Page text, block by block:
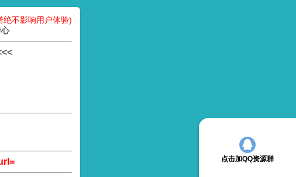
绝不影响用户体验)
<<
点击加QQ资源群